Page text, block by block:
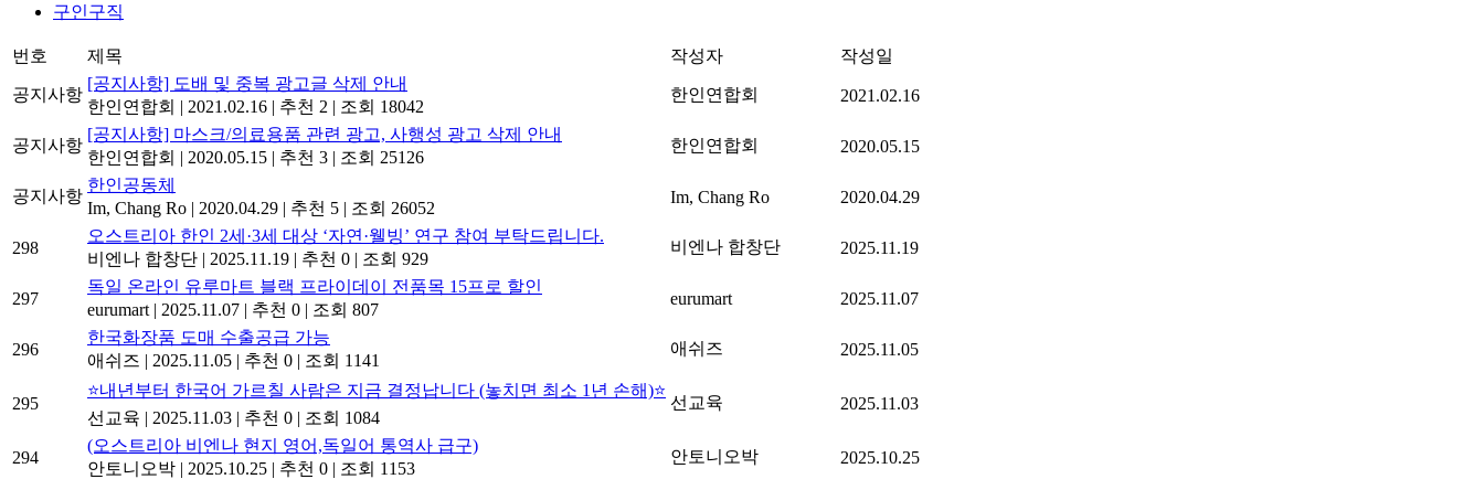
구인구직
번호 제목 작성자 작성일
공지사항
[공지사항] 도배 및 중복 광고글 삭제 안내
한인연합회 | 2021.02.16 | 추천 2 | 조회 18042
한인연합회 2021.02.16
공지사항
[공지사항] 마스크/의료용품 관련 광고, 사행성 광고 삭제 안내
한인연합회 | 2020.05.15 | 추천 3 | 조회 25126
한인연합회 2020.05.15
공지사항
한인공동체
Im, Chang Ro | 2020.04.29 | 추천 5 | 조회 26052
Im, Chang Ro 2020.04.29
298
오스트리아 한인 2세·3세 대상 ‘자연·웰빙’ 연구 참여 부탁드립니다.
비엔나 합창단 | 2025.11.19 | 추천 0 | 조회 929
비엔나 합창단 2025.11.19
297
독일 온라인 유루마트 블랙 프라이데이 전품목 15프로 할인
eurumart | 2025.11.07 | 추천 0 | 조회 807
eurumart 2025.11.07
296
한국화장품 도매 수출공급 가능
애쉬즈 | 2025.11.05 | 추천 0 | 조회 1141
애쉬즈 2025.11.05
295
⭐내년부터 한국어 가르칠 사람은 지금 결정납니다 (놓치면 최소 1년 손해)⭐
선교육 | 2025.11.03 | 추천 0 | 조회 1084
선교육 2025.11.03
294
(오스트리아 비엔나 현지 영어,독일어 통역사 급구)
안토니오박 | 2025.10.25 | 추천 0 | 조회 1153
안토니오박 2025.10.25